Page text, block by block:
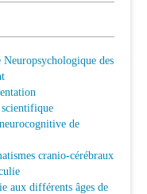
des
de
cranio-cérébraux
aux différents âges de